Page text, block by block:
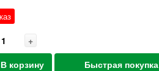
+
В корзину
Быстрая покупка